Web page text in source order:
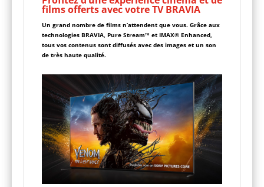
films offerts avec votre TV BRAVIA
Un grand nombre de films n’attendent que vous. Grâce aux
technologies BRAVIA, Pure Stream™ et IMAX® Enhanced,
tous vos contenus sont diffusés avec des images et un son
de très haute qualité.